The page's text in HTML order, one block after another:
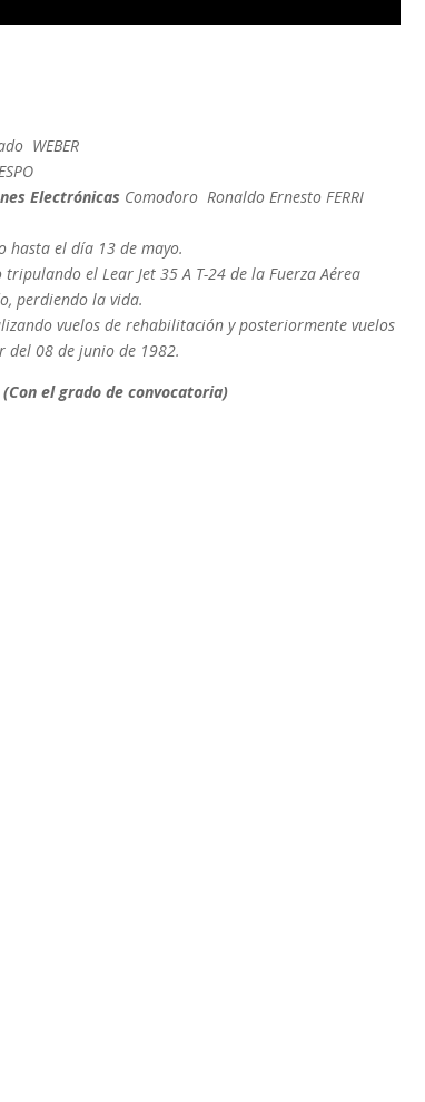
WEBER
Electrónicas Comodoro Ronaldo Ernesto FERRI
hasta el día 13 de mayo.
el Lear Jet 35 A T-24 de la Fuerza Aérea
perdiendo la vida.
vuelos de rehabilitación y posteriormente vuelos
08 de junio de 1982.
(Con el grado de convocatoria)